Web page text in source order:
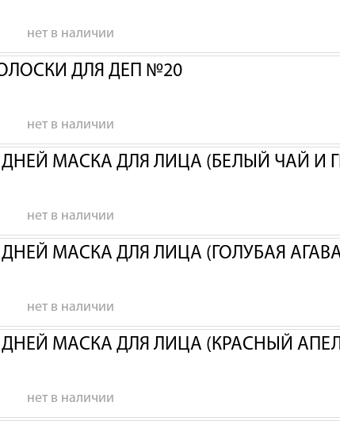
нет в наличии
ДЛЯ ДЕП №20
нет в наличии
ДНЕЙ МАСКА ДЛЯ ЛИЦА (БЕЛЫЙ ЧАЙ И
нет в наличии
ДНЕЙ МАСКА ДЛЯ ЛИЦА (ГОЛУБАЯ
нет в наличии
ДНЕЙ МАСКА ДЛЯ ЛИЦА (КРАСНЫЙ
нет в наличии